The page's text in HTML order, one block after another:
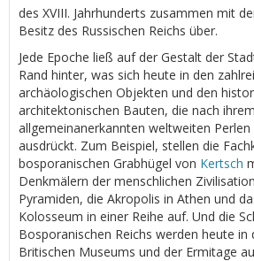
des XVIII. Jahrhunderts zusammen mit
Besitz des Russischen Reichs über.
Jede Epoche ließ auf der Gestalt der
Rand hinter, was sich heute in den
archäologischen Objekten und den
architektonischen Bauten, die nach
allgemeinanerkannten weltweiten
ausdrückt. Zum Beispiel, stellen die
bosporanischen Grabhügel von Kertsch
Denkmälern der menschlichen
Pyramiden, die Akropolis in Athen und
Kolosseum in einer Reihe auf. Und die
Bosporanischen Reichs werden heute in
Britischen Museums und der Ermitage